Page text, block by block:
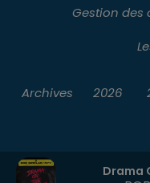
Drama
Gestion des
Archives 2026